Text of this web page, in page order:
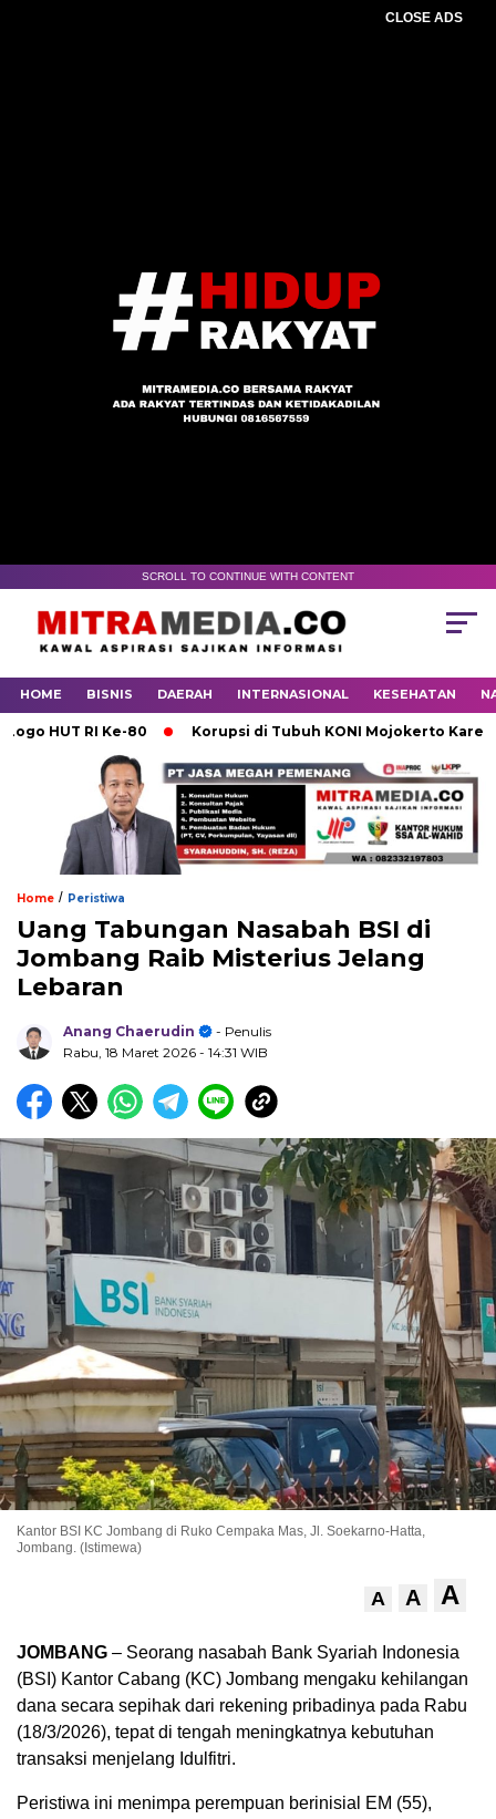
CLOSE ADS
SCROLL TO CONTINUE WITH CONTENT
HOME BISNIS DAERAH INTERNASIONAL KESEHATAN
RI Ke-80 Korupsi di Tubuh KONI Mojokerto Karena
Home / Peristiwa
Uang Tabungan Nasabah BSI di
Jombang Raib Misterius Jelang
Lebaran
Anang Chaerudin
- Penulis
Rabu, 18 Maret 2026 - 14:31 WIB
Kantor BSI KC Jombang di Ruko Cempaka Mas, Jl. Soekarno-Hatta,
Jombang. (Istimewa)
A A A
JOMBANG – Seorang nasabah Bank Syariah Indonesia
(BSI) Kantor Cabang (KC) Jombang mengaku kehilangan
dana secara sepihak dari rekening pribadinya pada Rabu
(18/3/2026), tepat di tengah meningkatnya kebutuhan
transaksi menjelang Idulfitri.
Peristiwa ini menimpa perempuan berinisial EM (55),